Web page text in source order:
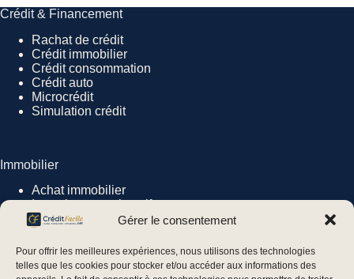
Gérer le consentement
Pour offrir les meilleures expériences, nous utilisons des technologies
telles que les cookies pour stocker et/ou accéder aux informations des
Crédit & Financement
Rachat de crédit
Crédit immobilier
Crédit consommation
Crédit auto
Microcrédit
Simulation crédit
Immobilier
Achat immobilier
Investissement locatif
Assurance emprunteur
Assurance